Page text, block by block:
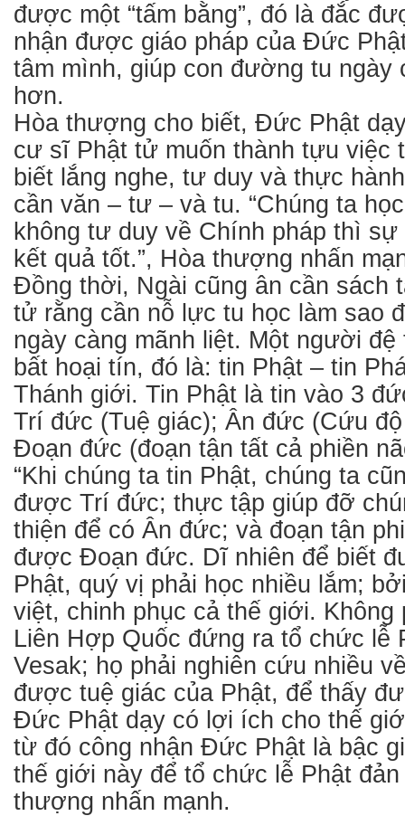
được một “tấm bằng”, đó là đắc
nhận được giáo pháp của Đức
tâm mình, giúp con đường tu ngày
hơn.
Hòa thượng cho biết, Đức Phật
cư sĩ Phật tử muốn thành tựu việc
biết lắng nghe, tư duy và thực
cần văn – tư – và tu. “Chúng ta
không tư duy về Chính pháp thì sự
kết quả tốt.”, Hòa thượng nhấn
Đồng thời, Ngài cũng ân cần sách
tử rằng cần nỗ lực tu học làm sao
ngày càng mãnh liệt. Một người
bất hoại tín, đó là: tin Phật – tin
Thánh giới. Tin Phật là tin vào 3
Trí đức (Tuệ giác); Ân đức (Cứu
Đoạn đức (đoạn tận tất cả phiền
“Khi chúng ta tin Phật, chúng ta
được Trí đức; thực tập giúp đỡ
thiện để có Ân đức; và đoạn tận
được Đoạn đức. Dĩ nhiên để biết
Phật, quý vị phải học nhiều lắm;
việt, chinh phục cả thế giới. Không
Liên Hợp Quốc đứng ra tổ chức lễ
Vesak; họ phải nghiên cứu nhiều
được tuệ giác của Phật, để thấy
Đức Phật dạy có lợi ích cho thế
từ đó công nhận Đức Phật là bậc
thế giới này để tổ chức lễ Phật đản
thượng nhấn mạnh.